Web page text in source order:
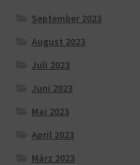
September 2023
August 2023
Juli 2023
Juni 2023
Mai 2023
April 2023
März 2023